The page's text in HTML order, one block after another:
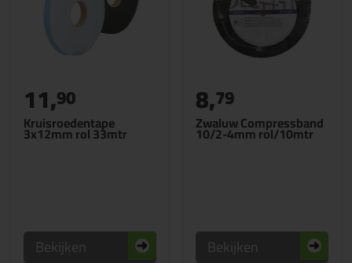
Kruisroedentape
3x12mm rol 33mtr
11,90
Bekijken
Zwaluw Compressband
10/2-4mm rol/10mtr
8,79
Bekijken